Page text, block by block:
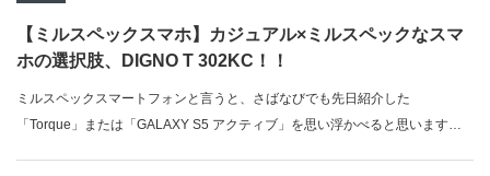
【ミルスペックスマホ】カジュアル×ミルスペックなスマ
ホの選択肢、DIGNO T 302KC！！
ミルスペックスマートフォンと言うと、さばなびでも先日紹介した
「Torque」または「GALAXY S5 アクティブ」を思い浮かべると思います。